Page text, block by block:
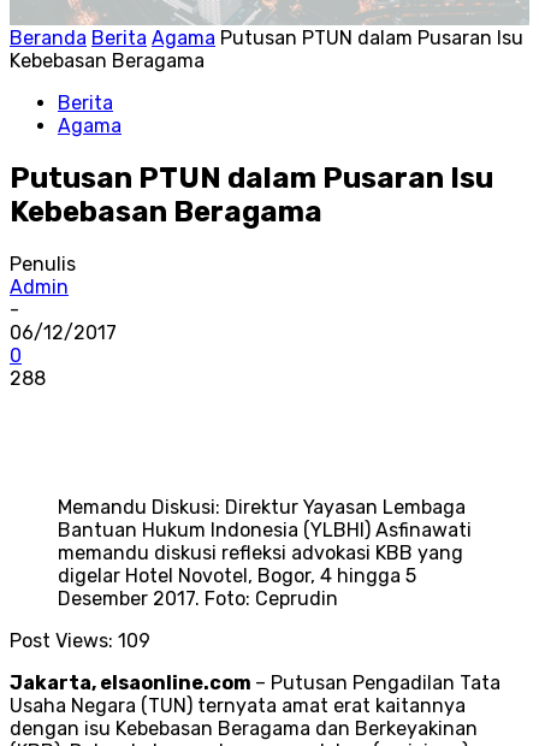
Beranda Berita Agama Putusan PTUN dalam Pusaran Isu
Kebebasan Beragama
Berita
Agama
Putusan PTUN dalam Pusaran Isu
Kebebasan Beragama
Penulis
Admin
-
06/12/2017
0
288
Memandu Diskusi: Direktur Yayasan Lembaga
Bantuan Hukum Indonesia (YLBHI) Asfinawati
memandu diskusi refleksi advokasi KBB yang
digelar Hotel Novotel, Bogor, 4 hingga 5
Desember 2017. Foto: Ceprudin
Post Views: 109
Jakarta, elsaonline.com – Putusan Pengadilan Tata
Usaha Negara (TUN) ternyata amat erat kaitannya
dengan isu Kebebasan Beragama dan Berkeyakinan